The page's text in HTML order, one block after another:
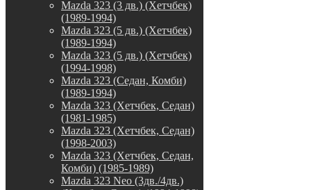
Mazda 323 (3 дв.) (Хетчбек)
(1989-1994)
Mazda 323 (5 дв.) (Хетчбек)
(1989-1994)
Mazda 323 (5 дв.) (Хетчбек)
(1994-1998)
Mazda 323 (Седан, Комби)
(1989-1994)
Mazda 323 (Хетчбек, Седан)
(1981-1985)
Mazda 323 (Хетчбек, Седан)
(1998-2003)
Mazda 323 (Хетчбек, Седан,
Комби) (1985-1989)
Mazda 323 Neo (3дв./4дв.)